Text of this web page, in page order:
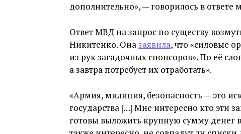
дополнительно», — говорилось в ответе
Ответ МВД на запрос по существу
Никитенко. Оназаявила, что «силовые
из рук загадочных спонсоров». По её
а завтра потребует их отработать».
«Армия, милиция, безопасность — это
государства […] Мне интересно кто эти
готовы выложить крупную сумму денег